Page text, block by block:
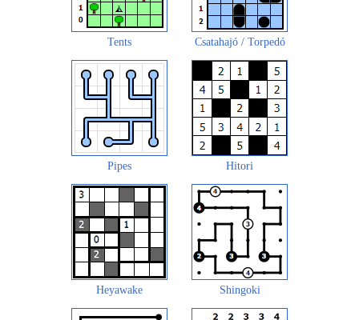
Tents Csatahajó / Torpedó
Pipes Hitori
Heyawake Shingoki